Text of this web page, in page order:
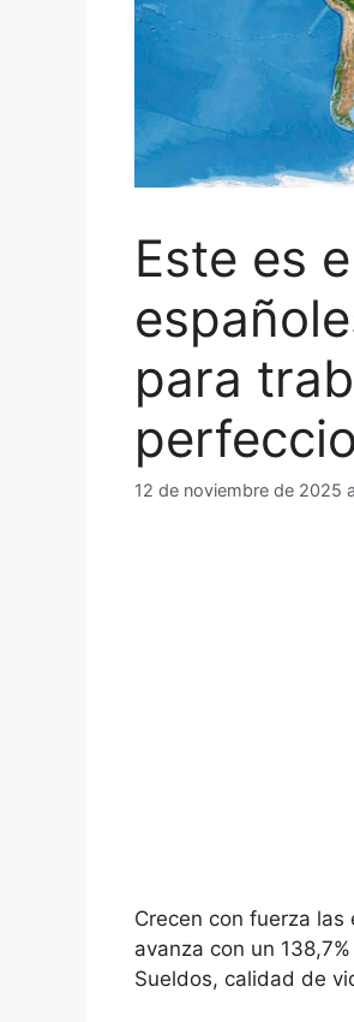
Este es
para
12 de noviembre de 2025
Crecen con fuerza
avanza con un
Sueldos, calidad de